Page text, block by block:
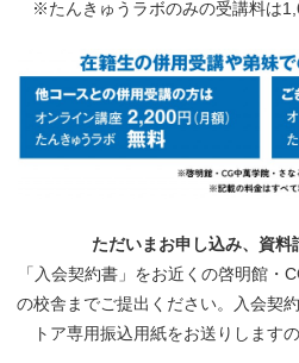
※たんきゅうラボのみの受講料は
ただいまお申し込み、資料
「入会契約書」をお近くの啓明館・
の校舎までご提出ください。入会契
トア専用振込用紙をお送りします